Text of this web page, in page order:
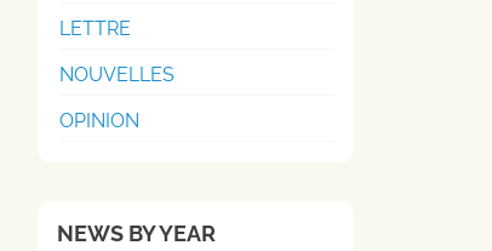
LETTRE
NOUVELLES
OPINION
NEWS BY YEAR